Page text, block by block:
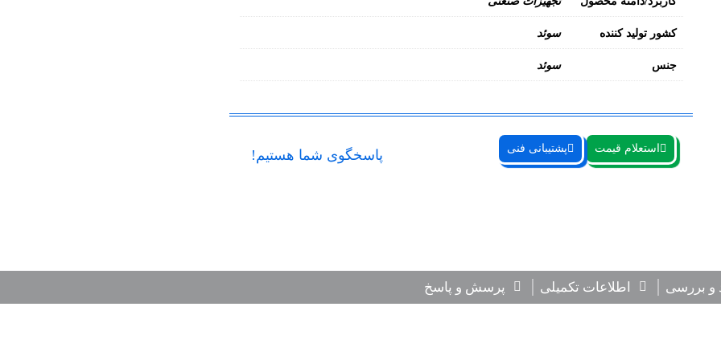
کشور تولید کننده سوئد
جنس سوئد
استعلام قیمت پشتیبانی فنی پاسخگوی شما هستیم!
و بررسی اطلاعات تکمیلی پرسش و پاسخ